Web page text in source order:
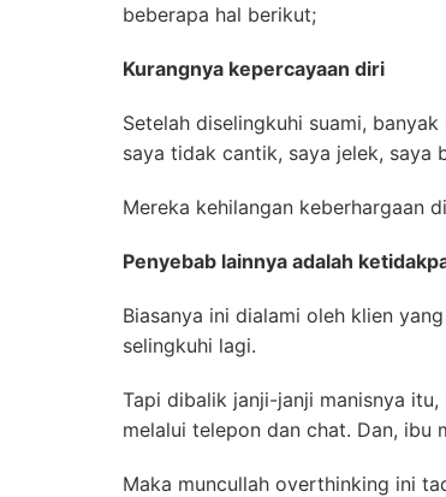
beberapa hal berikut;
Kurangnya kepercayaan diri
Setelah diselingkuhi suami,
saya tidak cantik, saya jelek, saya
Mereka kehilangan keberhargaan
Penyebab lainnya adalah
Biasanya ini dialami oleh klien
selingkuhi lagi.
Tapi dibalik janji-janji manisnya
melalui telepon dan chat. Dan, ibu
Maka muncullah overthinking ini